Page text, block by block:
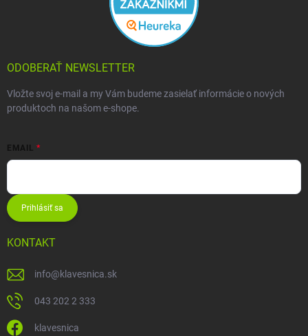
ODOBERAŤ NEWSLETTER
Vložte svoj e-mail a my Vám budeme zasielať informácie o nových
produktoch na našom e-shope.
EMAIL
Prihlásiť sa
KONTAKT
info@klavesnica.sk
043 202 2 333
klavesnica